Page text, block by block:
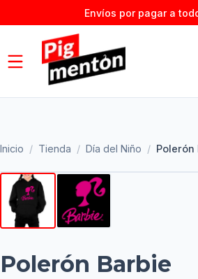
Envíos por pagar a
Inicio / Tienda / Día del Niño / Polerón
Polerón Barbie